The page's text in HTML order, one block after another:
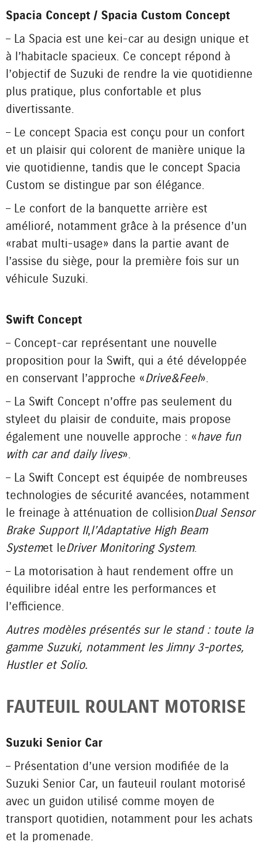
Spacia Concept / Spacia Custom Concept
– La Spacia est une kei-car au design unique et
à l’habitacle spacieux. Ce concept répond à
l’objectif de Suzuki de rendre la vie quotidienne
plus pratique, plus confortable et plus
divertissante.
– Le concept Spacia est conçu pour un confort
et un plaisir qui colorent de manière unique la
vie quotidienne, tandis que le concept Spacia
Custom se distingue par son élégance.
– Le confort de la banquette arrière est
amélioré, notamment grâce à la présence d’un
« rabat multi-usage » dans la partie avant de
l’assise du siège, pour la première fois sur un
véhicule Suzuki.
Swift Concept
– Concept-car représentant une nouvelle
proposition pour la Swift, qui a été développée
en conservant l’approche «Drive&Feel».
– La Swift Concept n’offre pas seulement du
style et du plaisir de conduite, mais propose
également une nouvelle approche : «have fun
with car and daily lives».
– La Swift Concept est équipée de nombreuses
technologies de sécurité avancées, notamment
le freinage à atténuation de collisionDual Sensor
Brake Support II,l’Adaptative High Beam
Systemet leDriver Monitoring System.
– La motorisation à haut rendement offre un
équilibre idéal entre les performances et
l’efficience.
Autres modèles présentés sur le stand : toute la
gamme Suzuki, notamment les Jimny 3-portes,
Hustler et Solio.
FAUTEUIL ROULANT MOTORISE
Suzuki Senior Car
– Présentation d’une version modifiée de la
Suzuki Senior Car, un fauteuil roulant motorisé
avec un guidon utilisé comme moyen de
transport quotidien, notamment pour les achats
et la promenade.